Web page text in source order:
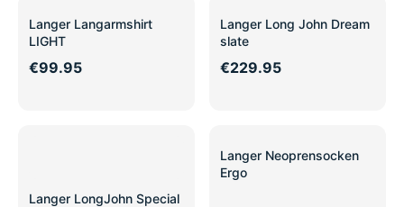
Langer Langarmshirt
LIGHT
€99.95
Langer Long John Dream
slate
€229.95
Langer LongJohn Special
Langer Neoprensocken
Ergo